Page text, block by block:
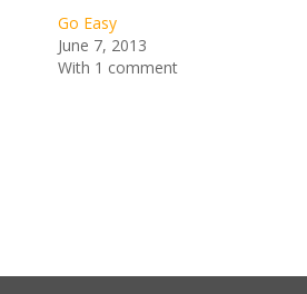
Go Easy
June 7, 2013
With 1 comment